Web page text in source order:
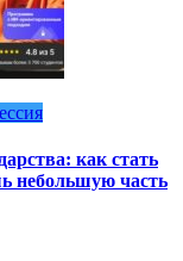
как стать
небольшую часть